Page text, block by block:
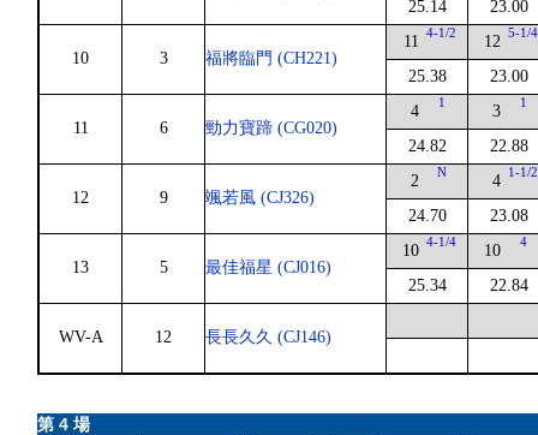
25.14 23.00
10 3 福將臨門 (CH221)
11 4-1/2
25.38
12 5-1/4
23.00
11 6 勁力寶蹄 (CG020)
4 1
24.82
3 1
22.88
12 9 颯若風 (CJ326)
2 N
24.70
4 1-1/2
23.08
13 5 最佳福星 (CJ016)
10 4-1/4
25.34
10 4
22.84
WV-A 12 長長久久 (CJ146)
第 4 場